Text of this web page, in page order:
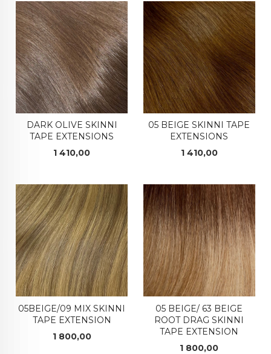
DARK OLIVE SKINNI
TAPE EXTENSIONS
Pris
1 410,00
05 BEIGE SKINNI TAPE
EXTENSIONS
Pris
1 410,00
05BEIGE/09 MIX SKINNI
TAPE EXTENSION
Pris
1 800,00
05 BEIGE/ 63 BEIGE
ROOT DRAG SKINNI
TAPE EXTENSION
Pris
1 800,00